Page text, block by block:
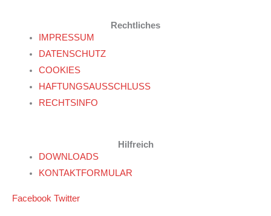
Rechtliches
IMPRESSUM
DATENSCHUTZ
COOKIES
HAFTUNGSAUSSCHLUSS
RECHTSINFO
Hilfreich
DOWNLOADS
KONTAKTFORMULAR
Facebook Twitter